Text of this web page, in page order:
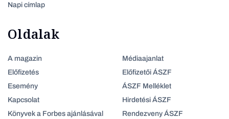
Napi címlap
Oldalak
A magazin
Előfizetés
Esemény
Kapcsolat
Könyvek a Forbes ajánlásával
Médiaajanlat
Előfizetői ÁSZF
ÁSZF Melléklet
Hirdetési ÁSZF
Rendezveny ÁSZF